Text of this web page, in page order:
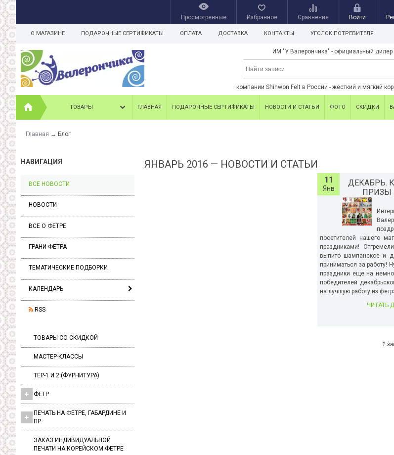
Просмотренные Избранное Сравнение Войти
О МАГАЗИНЕ ПОДАРОЧНЫЕ СЕРТИФИКАТЫ ОПЛАТА ДОСТАВКА КОНТАКТЫ УГОЛОК ПОТРЕБИТЕЛЯ
ИМ "У Валерончика" - официальный дилер
компании Shinwon Felt в России - жесткий и мягкий
ТОВАРЫ ГЛАВНАЯ ПОДАРОЧНЫЕ СЕРТИФИКАТЫ НОВОСТИ И СТАТЬИ ФОТО СКИДКИ
Главная → Блог
НАВИГАЦИЯ
ВСЕ НОВОСТИ
НОВОСТИ
ВСЕ О ФЕТРЕ
ГРАНИ ФЕТРА
ТЕМАТИЧЕСКИЕ ПОДБОРКИ
КАЛЕНДАРЬ
RSS
ТОВАРЫ СО СКИДКОЙ
МАСТЕР-КЛАССЫ
ТЕР-1 И 2 (ФУРНИТУРА)
ФЕТР
ПЕЧАТЬ НА ФЕТРЕ, ГАБАРДИНЕ И
ПР.
ЗАКАЗ ИНДИВИДУАЛЬНОЙ
ПЕЧАТИ НА КОРЕЙСКОМ ФЕТРЕ
ЯНВАРЬ 2016 — НОВОСТИ И СТАТЬИ
11
Янв
ДЕКАБРЬ.
ПРИЗЫ
посетителей нашего
праздниками!
выпито шампанское и
приниматься за работу!
праздники еще на
победителей
на лучшую работу из
ЧИТАТЬ
1